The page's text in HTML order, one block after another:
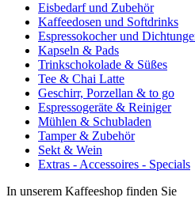
Kaffee & Espresso
Eisbedarf und Zubehör
Kaffeedosen und Softdrinks
Espressokocher und Dichtungen
Kapseln & Pads
Trinkschokolade & Süßes
Tee & Chai Latte
Geschirr, Porzellan & to go
Espressogeräte & Reiniger
Mühlen & Schubladen
Tamper & Zubehör
Sekt & Wein